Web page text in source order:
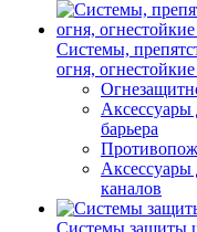
Системы,
огня,
Аксессуары
барьера
Аксессуары
каналов
Системы защиты